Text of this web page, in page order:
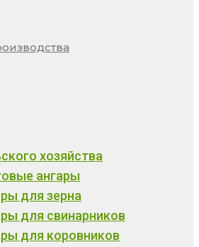
хозяйства
ангары
для зерна
для свинарников
для коровников